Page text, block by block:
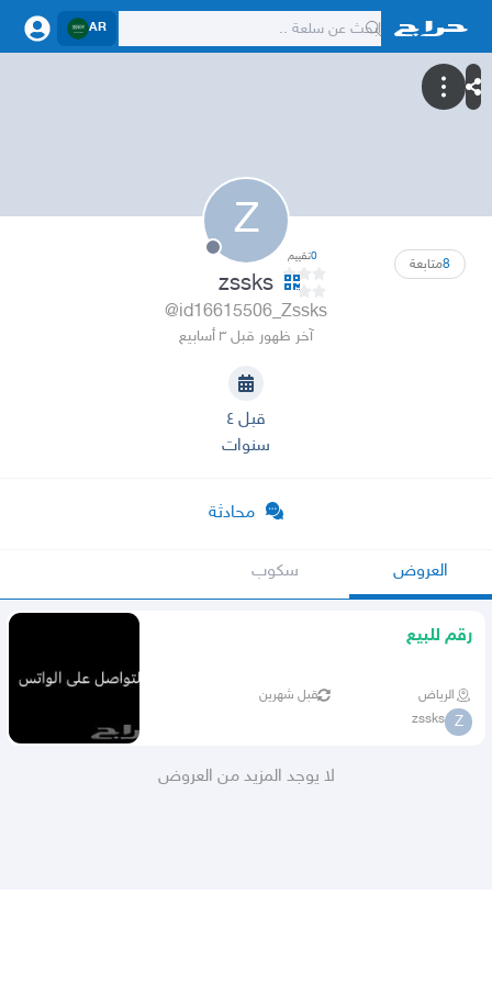
AR
Z
8متابعة 0تقييم
zssks
@id16615506_Zssks
آخر ظهور قبل ٣ أسابيع
قبل ٤
سنوات
محادثة
العروض سكوب
رقم للبيع
الرياض قبل شهرين
Z
zssks
لا يوجد المزيد من العروض